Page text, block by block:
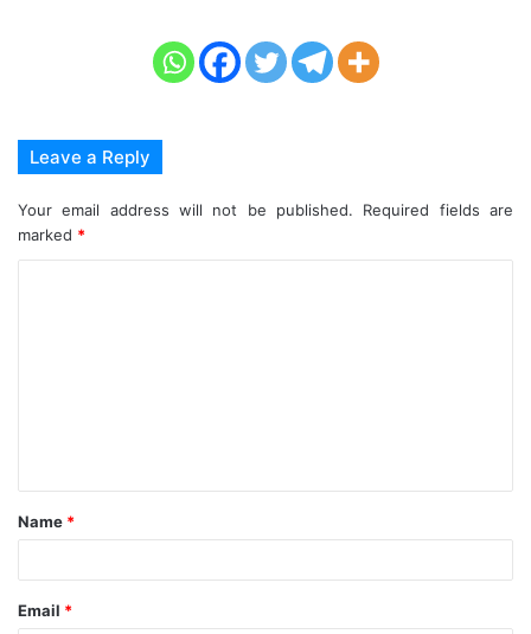
Leave a Reply
Your email address will not be published.
Required fields are
marked *
t
*
Name *
Email *